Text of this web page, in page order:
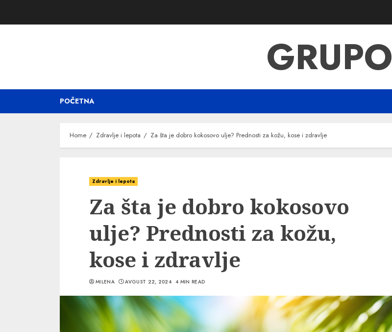
GRUPO
POČETNA
Home Zdravlje i lepota Za šta je dobro kokosovo ulje? Prednosti za kožu, kose i zdravlje
Zdravlje i lepota
Za šta je dobro kokosovo
ulje? Prednosti za kožu,
kose i zdravlje
MILENA AVGUST 22, 2024 4 MIN READ